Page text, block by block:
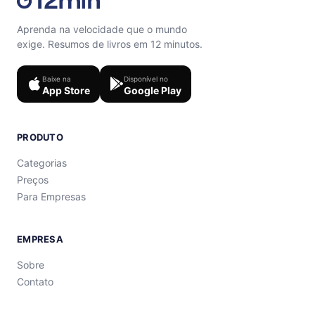
Aprenda na velocidade que o mundo
exige. Resumos de livros em 12 minutos.
Baixe na
App Store
Disponível no
Google Play
PRODUTO
Categorias
Preços
Para Empresas
EMPRESA
Sobre
Contato